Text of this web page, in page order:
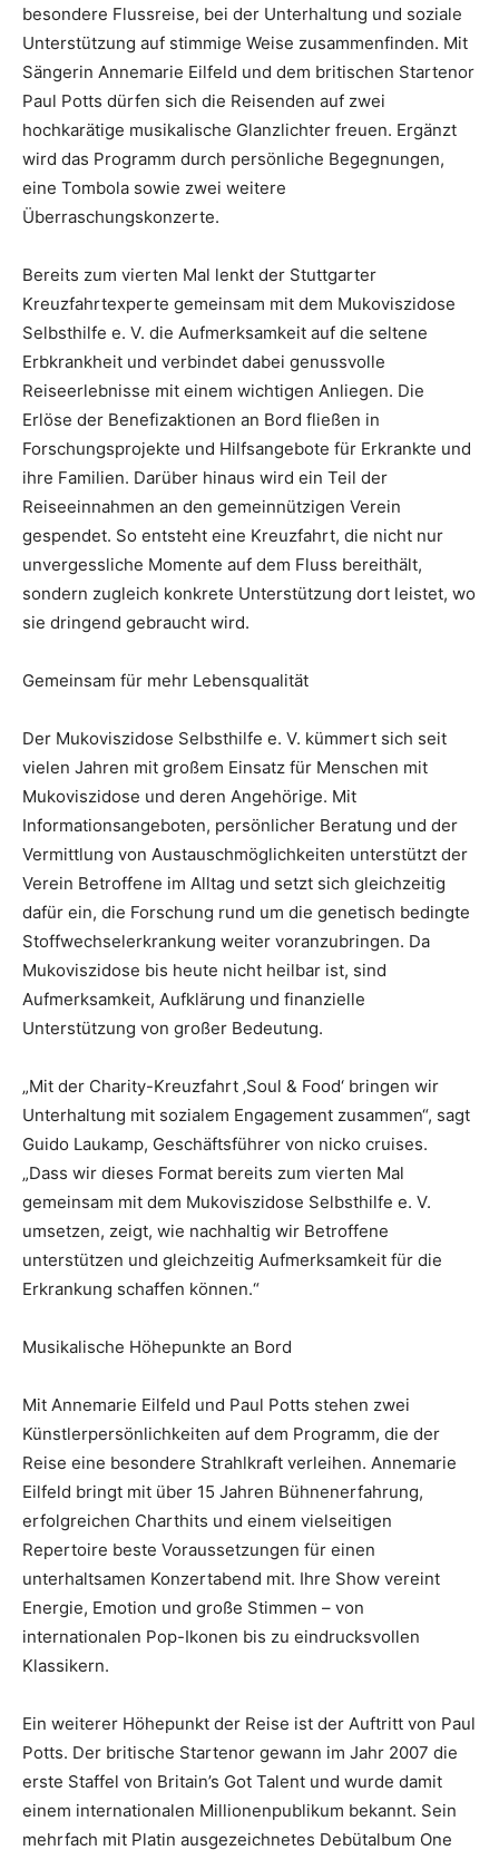
besondere Flussreise, bei der Unterhaltung und soziale
Unterstützung auf stimmige Weise zusammenfinden. Mit
Sängerin Annemarie Eilfeld und dem britischen Startenor
Paul Potts dürfen sich die Reisenden auf zwei
hochkarätige musikalische Glanzlichter freuen. Ergänzt
wird das Programm durch persönliche Begegnungen,
eine Tombola sowie zwei weitere
Überraschungskonzerte.
Bereits zum vierten Mal lenkt der Stuttgarter
Kreuzfahrtexperte gemeinsam mit dem Mukoviszidose
Selbsthilfe e. V. die Aufmerksamkeit auf die seltene
Erbkrankheit und verbindet dabei genussvolle
Reiseerlebnisse mit einem wichtigen Anliegen. Die
Erlöse der Benefizaktionen an Bord fließen in
Forschungsprojekte und Hilfsangebote für Erkrankte und
ihre Familien. Darüber hinaus wird ein Teil der
Reiseeinnahmen an den gemeinnützigen Verein
gespendet. So entsteht eine Kreuzfahrt, die nicht nur
unvergessliche Momente auf dem Fluss bereithält,
sondern zugleich konkrete Unterstützung dort leistet, wo
sie dringend gebraucht wird.
Gemeinsam für mehr Lebensqualität
Der Mukoviszidose Selbsthilfe e. V. kümmert sich seit
vielen Jahren mit großem Einsatz für Menschen mit
Mukoviszidose und deren Angehörige. Mit
Informationsangeboten, persönlicher Beratung und der
Vermittlung von Austauschmöglichkeiten unterstützt der
Verein Betroffene im Alltag und setzt sich gleichzeitig
dafür ein, die Forschung rund um die genetisch bedingte
Stoffwechselerkrankung weiter voranzubringen. Da
Mukoviszidose bis heute nicht heilbar ist, sind
Aufmerksamkeit, Aufklärung und finanzielle
Unterstützung von großer Bedeutung.
„Mit der Charity-Kreuzfahrt ‚Soul & Food‘ bringen wir
Unterhaltung mit sozialem Engagement zusammen“, sagt
Guido Laukamp, Geschäftsführer von nicko cruises.
„Dass wir dieses Format bereits zum vierten Mal
gemeinsam mit dem Mukoviszidose Selbsthilfe e. V.
umsetzen, zeigt, wie nachhaltig wir Betroffene
unterstützen und gleichzeitig Aufmerksamkeit für die
Erkrankung schaffen können.“
Musikalische Höhepunkte an Bord
Mit Annemarie Eilfeld und Paul Potts stehen zwei
Künstlerpersönlichkeiten auf dem Programm, die der
Reise eine besondere Strahlkraft verleihen. Annemarie
Eilfeld bringt mit über 15 Jahren Bühnenerfahrung,
erfolgreichen Charthits und einem vielseitigen
Repertoire beste Voraussetzungen für einen
unterhaltsamen Konzertabend mit. Ihre Show vereint
Energie, Emotion und große Stimmen – von
internationalen Pop-Ikonen bis zu eindrucksvollen
Klassikern.
Ein weiterer Höhepunkt der Reise ist der Auftritt von Paul
Potts. Der britische Startenor gewann im Jahr 2007 die
erste Staffel von Britain’s Got Talent und wurde damit
einem internationalen Millionenpublikum bekannt. Sein
mehrfach mit Platin ausgezeichnetes Debütalbum One